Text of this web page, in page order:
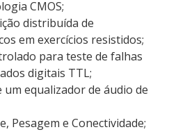
CMOS;
distribuída de
em exercícios resistidos;
para teste de falhas
digitais TTL;
um equalizador de áudio de
Pesagem e Conectividade;